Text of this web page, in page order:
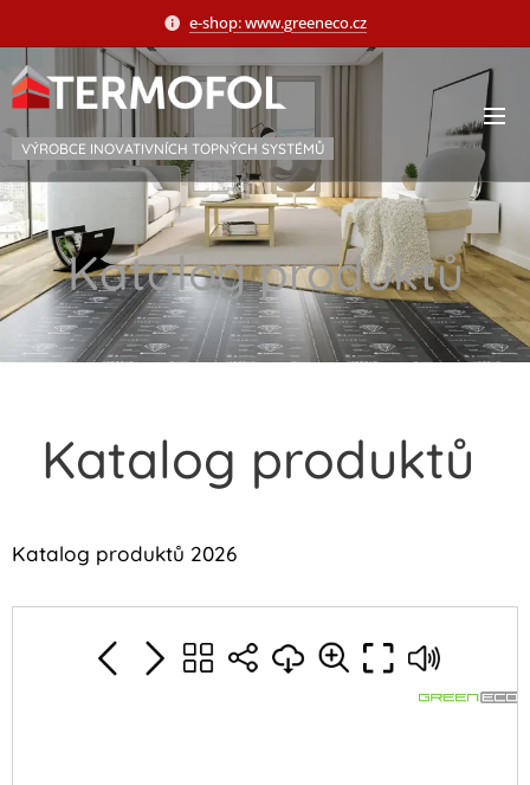
e-shop: www.greeneco.cz
VÝROBCE INOVATIVNÍCH TOPNÝCH SYSTÉMŮ
Katalog produktů
Katalog produktů
Katalog produktů 2026